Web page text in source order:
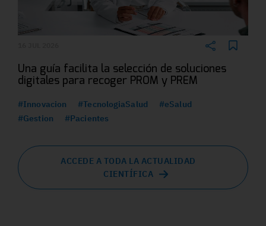
Una guía facilita la selección de soluciones
digitales para recoger PROM y PREM
#Innovacion #TecnologiaSalud
#eSalud
#Gestion
#Pacientes
ACCEDE A TODA LA ACTUALIDAD
CIENTÍFICA